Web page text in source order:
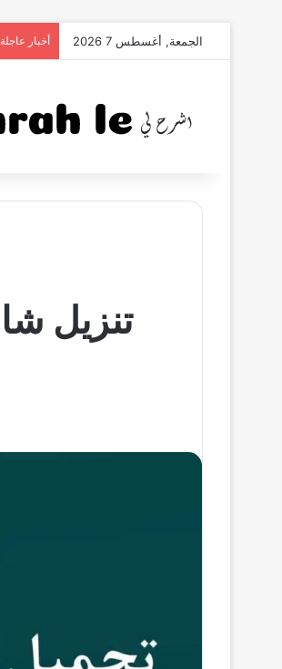
الجمعة, أغسطس 7 2026 أخبار عاجلة